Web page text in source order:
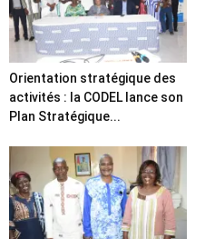
Orientation stratégique des
activités : la CODEL lance son
Plan Stratégique...